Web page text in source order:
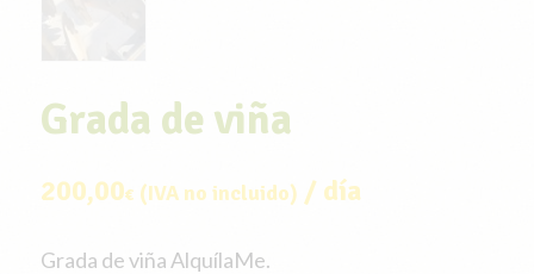
Grada de viña
200,00€ (IVA no incluido) / día
Grada de viña AlquílaMe.